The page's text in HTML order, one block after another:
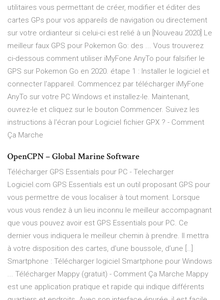
utilitaires vous permettant de créer, modifier et éditer des
cartes GPs pour vos appareils de navigation ou directement
sur votre ordianteur si celui-ci est relié à un [Nouveau 2020] Le
meilleur faux GPS pour Pokemon Go: des ... Vous trouverez
ci-dessous comment utiliser iMyFone AnyTo pour falsifier le
GPS sur Pokemon Go en 2020. étape 1 : Installer le logiciel et
connecter l'appareil. Commencez par télécharger iMyFone
AnyTo sur votre PC Windows et installez-le. Maintenant,
ouvrez-le et cliquez sur le bouton Commencer. Suivez les
instructions à l'écran pour Logiciel fichier GPX ? - Comment
Ça Marche
OpenCPN – Global Marine Software
Télécharger GPS Essentials pour PC - Telecharger
Logiciel.com GPS Essentials est un outil proposant GPS pour
vous permettre de vous localiser à tout moment. Lorsque
vous vous rendez à un lieu inconnu le meilleur accompagnant
que vous pouvez avoir est GPS Essentials pour PC. Ce
dernier vous indiquera le meilleur chemin à prendre. Il mettra
à votre disposition des cartes, d’une boussole, d’une […]
Smartphone : Télécharger logiciel Smartphone pour Windows
... Télécharger Mappy (gratuit) - Comment Ça Marche Mappy
est une application pratique et rapide qui indique différents